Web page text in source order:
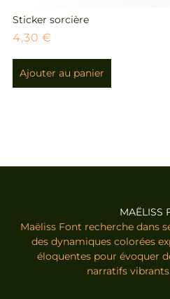
Sticker sorcière
4,30€
Ajouter au panier
MAËLISS
Maëliss Font recherche dans
des dynamiques colorées
éloquentes pour évoquer
narratifs